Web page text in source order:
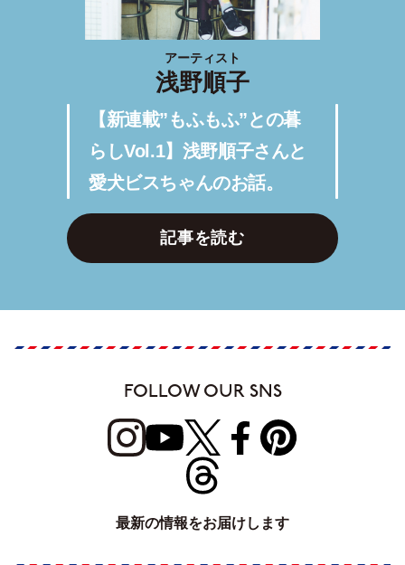
アーティスト
浅野順子
【新連載”もふもふ”との暮
らしVol.1】浅野順子さんと
愛犬ビスちゃんのお話。
記事を読む
FOLLOW OUR SNS
最新の情報をお届けします